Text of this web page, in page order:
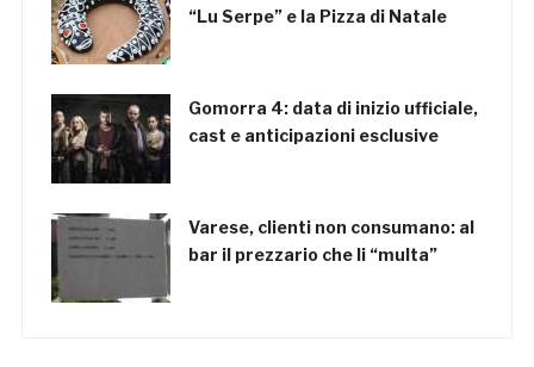
“Lu Serpe” e la Pizza di Natale
Gomorra 4: data di inizio ufficiale,
cast e anticipazioni esclusive
Varese, clienti non consumano: al
bar il prezzario che li “multa”